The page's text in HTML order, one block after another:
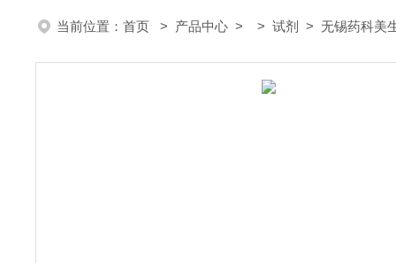
当前位置： 首页 > 产品中心 > > 试剂 > 无锡药科美